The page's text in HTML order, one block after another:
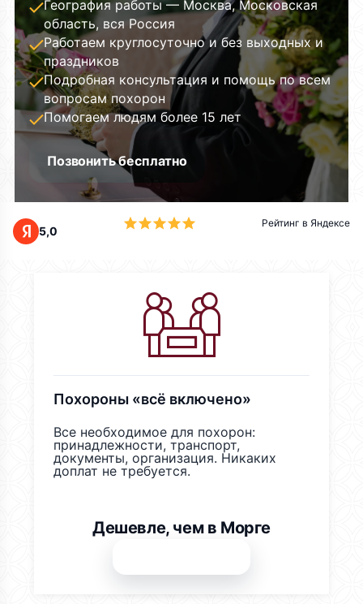
География работы — Москва, Московская
область, вся Россия
Работаем круглосуточно и без выходных и
праздников
Подробная консультация и помощь по всем
вопросам похорон
Помогаем людям более 15 лет
Позвонить бесплатно
5,0
Рейтинг в Яндексе
Похороны «всё включено»
Все необходимое для похорон:
принадлежности, транспорт,
документы, организация. Никаких
доплат не требуется.
Дешевле, чем в Морге